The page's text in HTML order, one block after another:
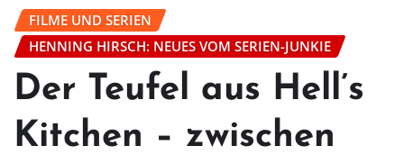
FILME UND SERIEN
HENNING HIRSCH: NEUES VOM SERIEN-JUNKIE
Der Teufel aus Hell’s
Kitchen – zwischen